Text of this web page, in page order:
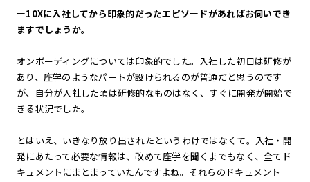
ー10Xに入社してから印象的だったエピソードがあればお伺いでき
ますでしょうか。
オンボーディングについては印象的でした。入社した初日は研修が
あり、座学のようなパートが設けられるのが普通だと思うのです
が、自分が入社した頃は研修的なものはなく、すぐに開発が開始で
きる状況でした。
とはいえ、いきなり放り出されたというわけではなくて。入社・開
発にあたって必要な情報は、改めて座学を聞くまでもなく、全てド
キュメントにまとまっていたんですよね。それらのドキュメント